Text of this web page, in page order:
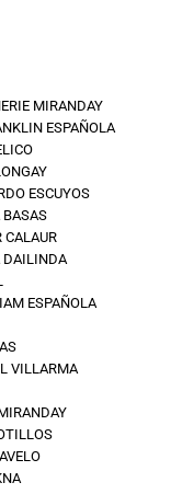
MIRANDAY
ESPAÑOLA
ESCUYOS
CALAUR
DAILINDA
ESPAÑOLA
VILLARMA